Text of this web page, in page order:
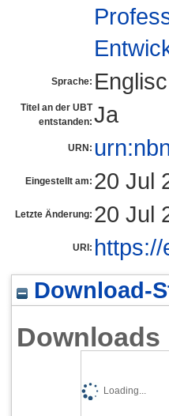
Sprache:
Titel an der UBT
entstanden: Ja
URN:
Eingestellt am: 20 Jul
Letzte Änderung: 20 Jul
URI:
Download-
Downloads
Loading...